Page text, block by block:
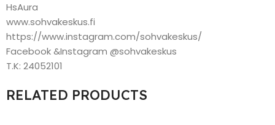
HsAura
www.sohvakeskus.fi
https://www.instagram.com/sohvakeskus/
Facebook &Instagram @sohvakeskus
T.K: 24052101
RELATED PRODUCTS